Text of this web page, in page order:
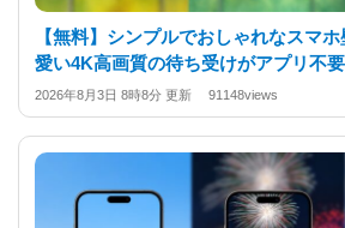
【無料】シンプルでおしゃれなスマ
愛い4K高画質の待ち受けがアプリ不要
2026年8月3日 8時8分 更新 91148views